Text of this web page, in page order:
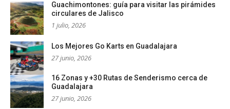
Guachimontones: guía para visitar las pirámides
circulares de Jalisco
1 julio, 2026
Los Mejores Go Karts en Guadalajara
27 junio, 2026
16 Zonas y +30 Rutas de Senderismo cerca de
Guadalajara
27 junio, 2026